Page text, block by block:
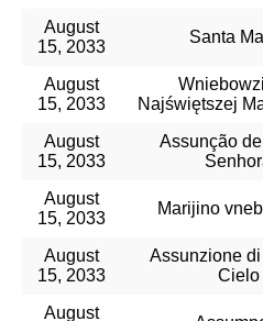
August
15, 2033
Santa
August
15, 2033
Najświętszej
August
15, 2033
Assunção
August
15, 2033
Marijino
August
15, 2033
Assunzione
Cielo
August